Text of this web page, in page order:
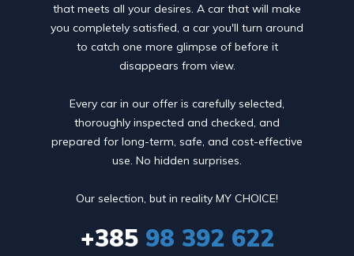
that meets all your desires. A car that will make
you completely satisfied, a car you'll turn around
to catch one more glimpse of before it
disappears from view.
Every car in our offer is carefully selected,
thoroughly inspected and checked, and
prepared for long-term, safe, and cost-effective
use. No hidden surprises.
Our selection, but in reality MY CHOICE!
+38598 392 622